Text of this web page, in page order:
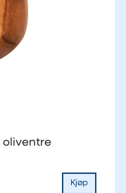
oliventre
Kjøp